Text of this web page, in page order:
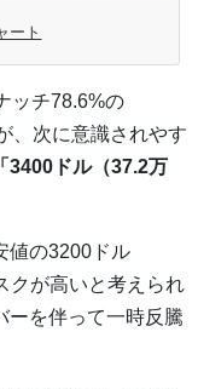
ート
ッチ78.6%の
、次に意識されやす
「3400ドル（37.2万
値の3200ドル
クが高いと考えられ
ーを伴って一時反騰